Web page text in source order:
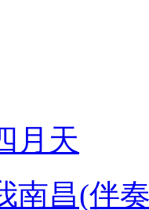
月天
南昌(伴